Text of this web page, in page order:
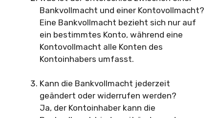
Bankvollmacht und einer Kontovollmacht?
Eine Bankvollmacht bezieht sich nur auf
ein bestimmtes Konto, während eine
Kontovollmacht alle Konten des
Kontoinhabers umfasst.
Kann die Bankvollmacht jederzeit
geändert oder widerrufen werden?
Ja, der Kontoinhaber kann die